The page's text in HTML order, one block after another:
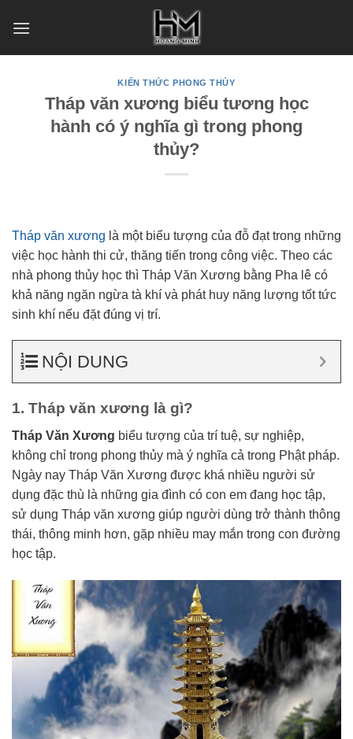
KIẾN THỨC PHONG THỦY
Tháp văn xương biểu tương học
hành có ý nghĩa gì trong phong
thủy?
Tháp văn xương là một biểu tượng của đỗ đạt trong những
việc học hành thi cử, thăng tiến trong công việc. Theo các
nhà phong thủy học thì Tháp Văn Xương bằng Pha lê có
khả năng ngăn ngừa tà khí và phát huy năng lượng tốt tức
sinh khí nếu đặt đúng vị trí.
NỘI DUNG
1. Tháp văn xương là gì?
Tháp Văn Xương biểu tượng của trí tuệ, sự nghiệp,
không chỉ trong phong thủy mà ý nghĩa cả trong Phật pháp.
Ngày nay Tháp Văn Xương được khá nhiều người sử
dụng đặc thù là những gia đình có con em đang học tập,
sử dụng Tháp văn xương giúp người dùng trở thành thông
thái, thông minh hơn, gặp nhiều may mắn trong con đường
học tập.